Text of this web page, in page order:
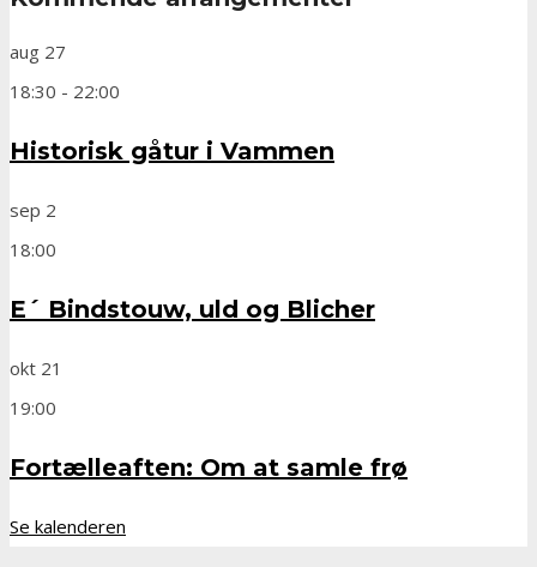
aug 27
18:30 - 22:00
Historisk gåtur i Vammen
sep 2
18:00
E´ Bindstouw, uld og Blicher
okt 21
19:00
Fortælleaften: Om at samle frø
Se kalenderen